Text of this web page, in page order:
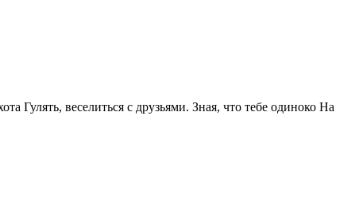
Гулять, веселиться с друзьями. Зная, что тебе одиноко На